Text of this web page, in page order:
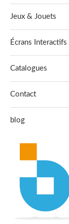
Jeux & Jouets
Écrans Interactifs
Catalogues
Contact
blog